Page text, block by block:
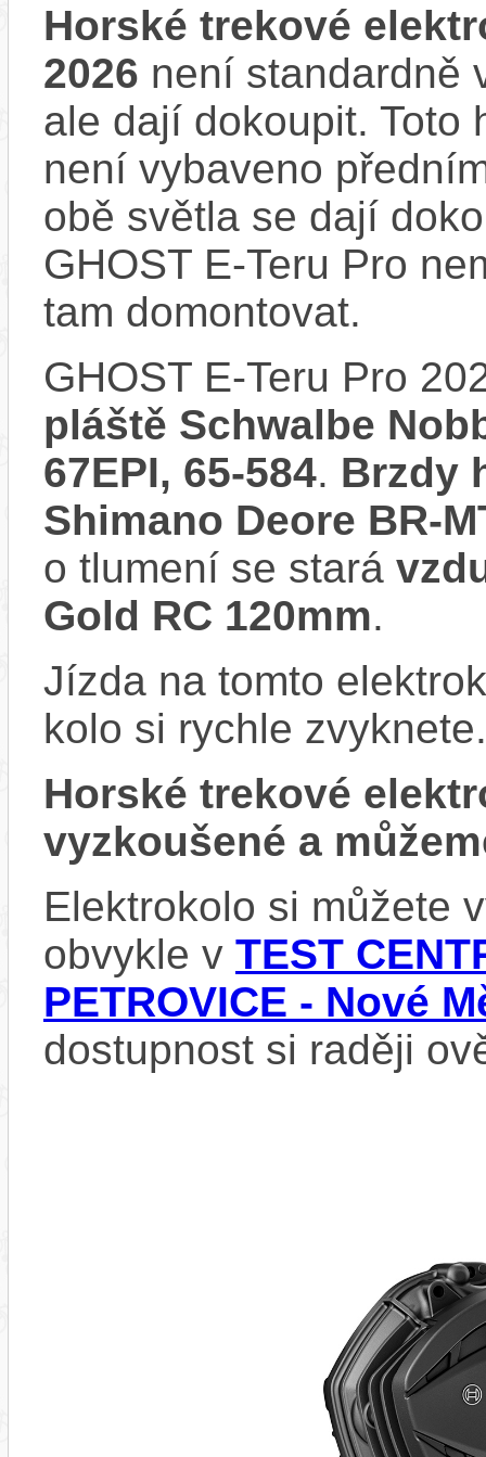
Horské trekové
2026 není standardně
ale dají dokoupit. Toto
není vybaveno
obě světla se dají
GHOST E-Teru Pro
tam domontovat.
GHOST E-Teru Pro
pláště Schwalbe
67EPI, 65-584. Brzdy
Shimano Deore BR-
o tlumení se stará
Gold RC 120mm.
Jízda na tomto
kolo si rychle zvyknete.
Horské trekové
vyzkoušené a
Elektrokolo si můžete
obvykle v TEST
PETROVICE - Nové
dostupnost si raději